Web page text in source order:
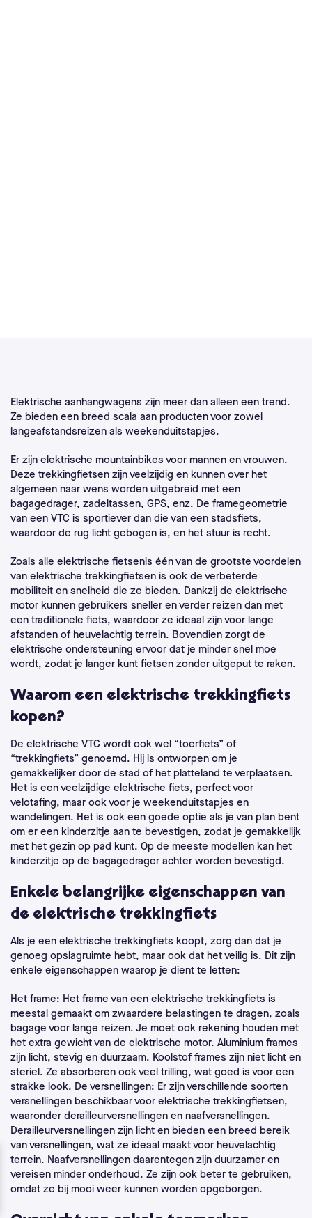
Elektrische aanhangwagens zijn meer dan alleen een trend.
Ze bieden een breed scala aan producten voor zowel
langeafstandsreizen als weekenduitstapjes.
Er zijn elektrische mountainbikes voor mannen en vrouwen.
Deze trekkingfietsen zijn veelzijdig en kunnen over het
algemeen naar wens worden uitgebreid met een
bagagedrager, zadeltassen, GPS, enz. De framegeometrie
van een VTC is sportiever dan die van een stadsfiets,
waardoor de rug licht gebogen is, en het stuur is recht.
Zoals alle elektrische fietsenis één van de grootste voordelen
van elektrische trekkingfietsen is ook de verbeterde
mobiliteit en snelheid die ze bieden. Dankzij de elektrische
motor kunnen gebruikers sneller en verder reizen dan met
een traditionele fiets, waardoor ze ideaal zijn voor lange
afstanden of heuvelachtig terrein. Bovendien zorgt de
elektrische ondersteuning ervoor dat je minder snel moe
wordt, zodat je langer kunt fietsen zonder uitgeput te raken.
Waarom een elektrische trekkingfiets
kopen?
De elektrische VTC wordt ook wel “toerfiets” of
“trekkingfiets” genoemd. Hij is ontworpen om je
gemakkelijker door de stad of het platteland te verplaatsen.
Het is een veelzijdige elektrische fiets, perfect voor
velotafing, maar ook voor je weekenduitstapjes en
wandelingen. Het is ook een goede optie als je van plan bent
om er een kinderzitje aan te bevestigen, zodat je gemakkelijk
met het gezin op pad kunt. Op de meeste modellen kan het
kinderzitje op de bagagedrager achter worden bevestigd.
Enkele belangrijke eigenschappen van
de elektrische trekkingfiets
Als je een elektrische trekkingfiets koopt, zorg dan dat je
genoeg opslagruimte hebt, maar ook dat het veilig is. Dit zijn
enkele eigenschappen waarop je dient te letten:
Het frame: Het frame van een elektrische trekkingfiets is
meestal gemaakt om zwaardere belastingen te dragen, zoals
bagage voor lange reizen. Je moet ook rekening houden met
het extra gewicht van de elektrische motor. Aluminium frames
zijn licht, stevig en duurzaam. Koolstof frames zijn niet licht en
steriel. Ze absorberen ook veel trilling, wat goed is voor een
strakke look. De versnellingen: Er zijn verschillende soorten
versnellingen beschikbaar voor elektrische trekkingfietsen,
waaronder derailleurversnellingen en naafversnellingen.
Derailleurversnellingen zijn licht en bieden een breed bereik
van versnellingen, wat ze ideaal maakt voor heuvelachtig
terrein. Naafversnellingen daarentegen zijn duurzamer en
vereisen minder onderhoud. Ze zijn ook beter te gebruiken,
omdat ze bij mooi weer kunnen worden opgeborgen.